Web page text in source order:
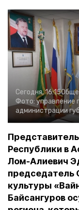
Сегодня, 16:15
Фото: управление
администрации
Республики в
Лом-Алиевич
председатель
культуры
Байсангуров